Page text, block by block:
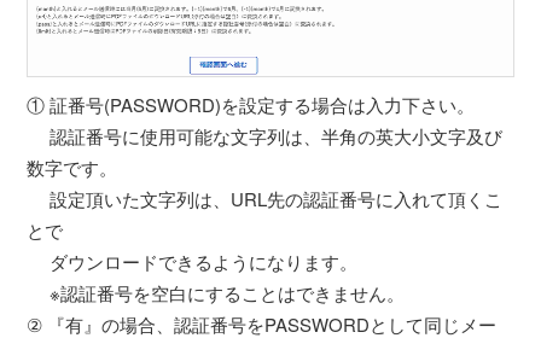
① 証番号(PASSWORD)を設定する場合は入力下さい。
認証番号に使用可能な文字列は、半角の英大小文字及び
数字です。
設定頂いた文字列は、URL先の認証番号に入れて頂くこ
とで
ダウンロードできるようになります。
※認証番号を空白にすることはできません。
② 『有』の場合、認証番号をPASSWORDとして同じメー